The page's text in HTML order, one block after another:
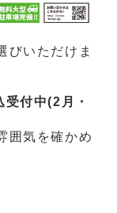
びいただけま
付中(2月・
囲気を確かめ